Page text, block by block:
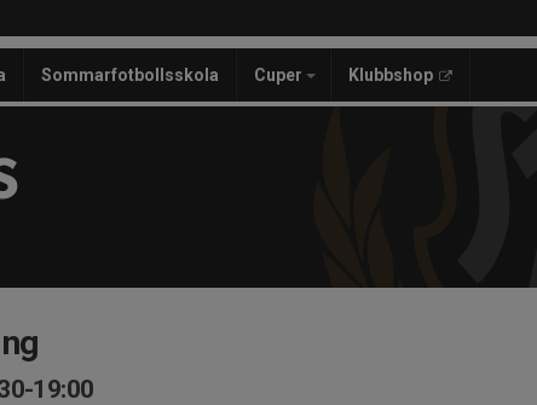
Sommarfotbollsskola Cuper Klubbshop
19:00